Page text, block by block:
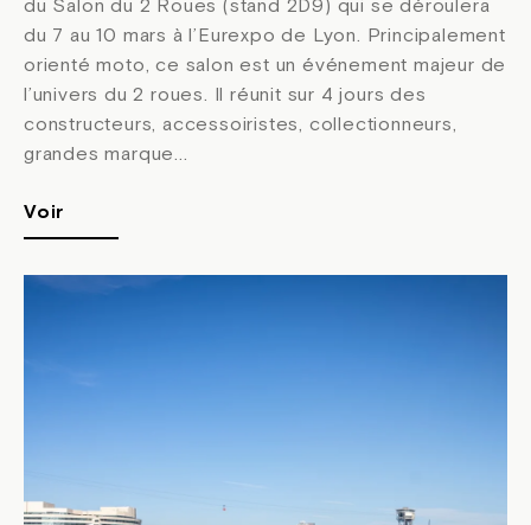
du Salon du 2 Roues (stand 2D9) qui se déroulera
du 7 au 10 mars à l’Eurexpo de Lyon. Principalement
orienté moto, ce salon est un événement majeur de
l’univers du 2 roues. Il réunit sur 4 jours des
constructeurs, accessoiristes, collectionneurs,
grandes marque...
Voir